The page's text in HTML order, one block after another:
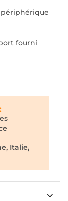
fourni
Italie,